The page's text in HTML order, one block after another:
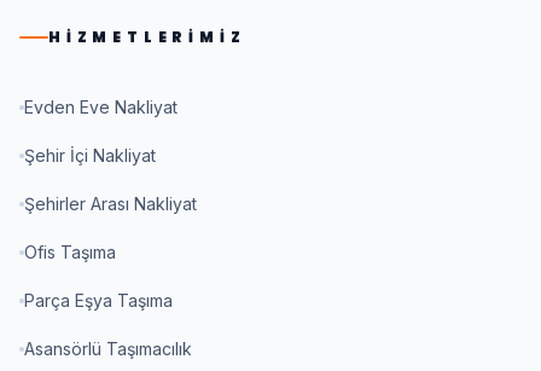
HIZMETLERIMIZ
Evden Eve Nakliyat
Şehir İçi Nakliyat
Şehirler Arası Nakliyat
Ofis Taşıma
Parça Eşya Taşıma
Asansörlü Taşımacılık